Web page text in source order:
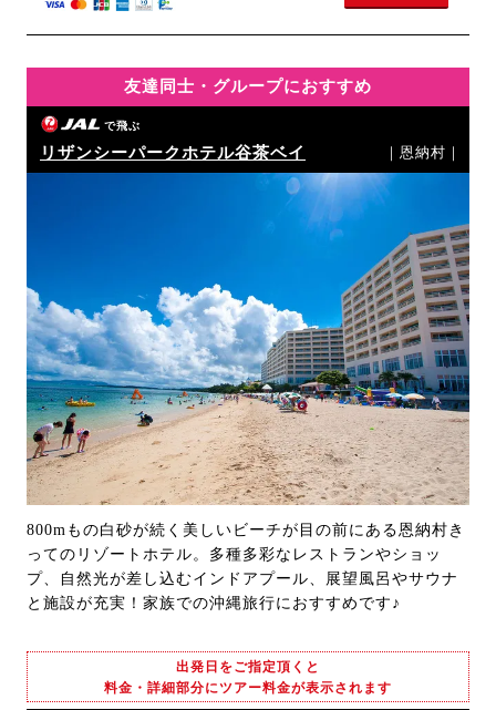
友達同士・グループにおすすめ
で飛ぶ
リザンシーパークホテル谷茶ベイ ｜恩納村｜
800mもの白砂が続く美しいビーチが目の前にある恩納村き
ってのリゾートホテル。多種多彩なレストランやショッ
プ、自然光が差し込むインドアプール、展望風呂やサウナ
と施設が充実！家族での沖縄旅行におすすめです♪
出発日をご指定頂くと
料金・詳細部分にツアー料金が表示されます